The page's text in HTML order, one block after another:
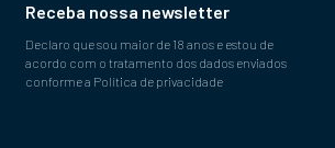
Receba nossa newsletter
Declaro que sou maior de 18 anos e estou de
acordo com o tratamento dos dados enviados
conforme a Política de privacidade